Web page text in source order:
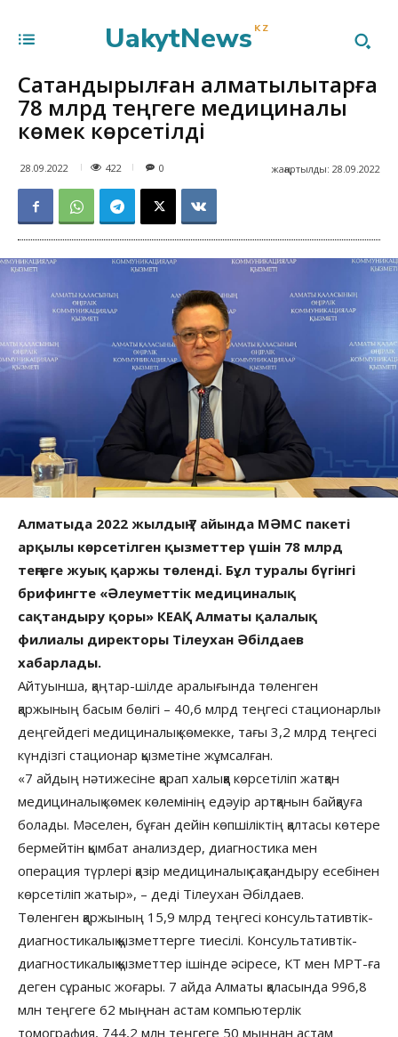
UakytNews KZ
Сақтандырылған алматылықтарға
78 млрд теңгеге медициналық
көмек көрсетілді
28.09.2022 422 жаңартылды: 28.09.2022
0
Алматыда 2022 жылдың 7 айында МӘМС пакеті
арқылы көрсетілген қызметтер үшін 78 млрд
теңгеге жуық қаржы төленді. Бұл туралы бүгінгі
брифингте «Әлеуметтік медициналық
сақтандыру қоры» КЕАҚ Алматы қалалық
филиалы директоры Тілеухан Әбілдаев
хабарлады.
Айтуынша, қаңтар-шілде аралығында төленген
қаржының басым бөлігі – 40,6 млрд теңгесі стационарлық
деңгейдегі медициналық көмекке, тағы 3,2 млрд теңгесі
күндізгі стационар қызметіне жұмсалған.
«7 айдың нәтижесіне қарап халыққа көрсетіліп жатқан
медициналық көмек көлемінің едәуір артқанын байқауға
болады. Мәселен, бұған дейін көпшіліктің қалтасы көтере
бермейтін қымбат анализдер, диагностика мен
операция түрлері қазір медициналық сақтандыру есебінен
көрсетіліп жатыр», – деді Тілеухан Әбілдаев.
Төленген қаржының 15,9 млрд теңгесі консультативтік-
диагностикалық қызметтерге тиесілі. Консультативтік-
диагностикалық қызметтер ішінде әсіресе, КТ мен МРТ-ға
деген сұраныс жоғары. 7 айда Алматы қаласында 996,8
млн теңгеге 62 мыңнан астам компьютерлік
томография, 744,2 млн теңгеге 50 мыңнан астам